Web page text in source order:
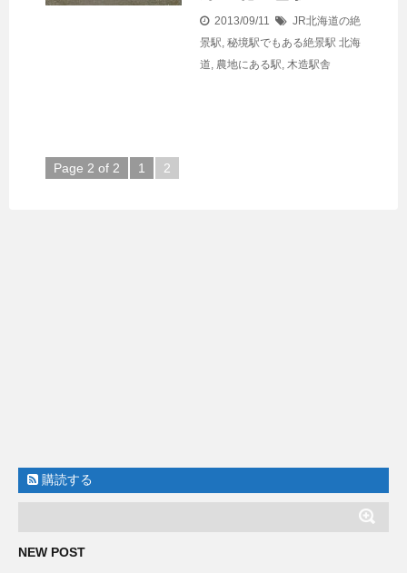
2013/09/11
JR北海道の絶
景駅, 秘境駅でもある絶景駅 北海
道, 農地にある駅, 木造駅舎
Page 2 of 2 1 2
購読する
NEW POST